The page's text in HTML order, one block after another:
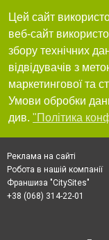
Цей сайт
веб-сайт
збору технічних
відвідувачів з
маркетингової та
Умови обробки
див. "Політика
Реклама на сайті
Робота в нашій компанії
Франшиза "CitySites"
+38 (068) 314-22-01